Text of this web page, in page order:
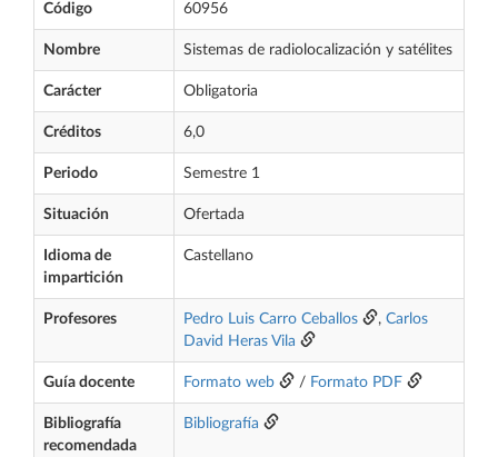
Código 60956
Nombre Sistemas de radiolocalización y satélites
Carácter Obligatoria
Créditos 6,0
Periodo Semestre 1
Situación Ofertada
Idioma de
impartición
Castellano
Profesores Pedro Luis Carro Ceballos , Carlos
David Heras Vila
Guía docente Formato web / Formato PDF
Bibliografía
recomendada
Bibliografía